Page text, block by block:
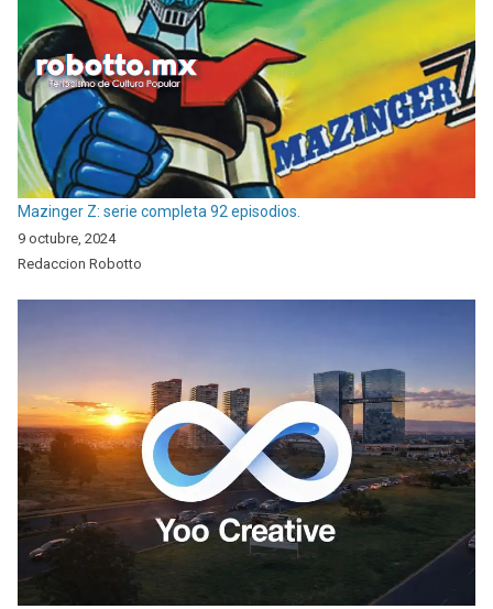
Mazinger Z: serie completa 92 episodios.
9 octubre, 2024
Redaccion Robotto